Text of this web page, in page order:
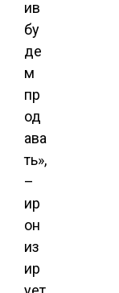
ив
бу
де
м
пр
од
ава
ть»,
–
ир
он
из
ир